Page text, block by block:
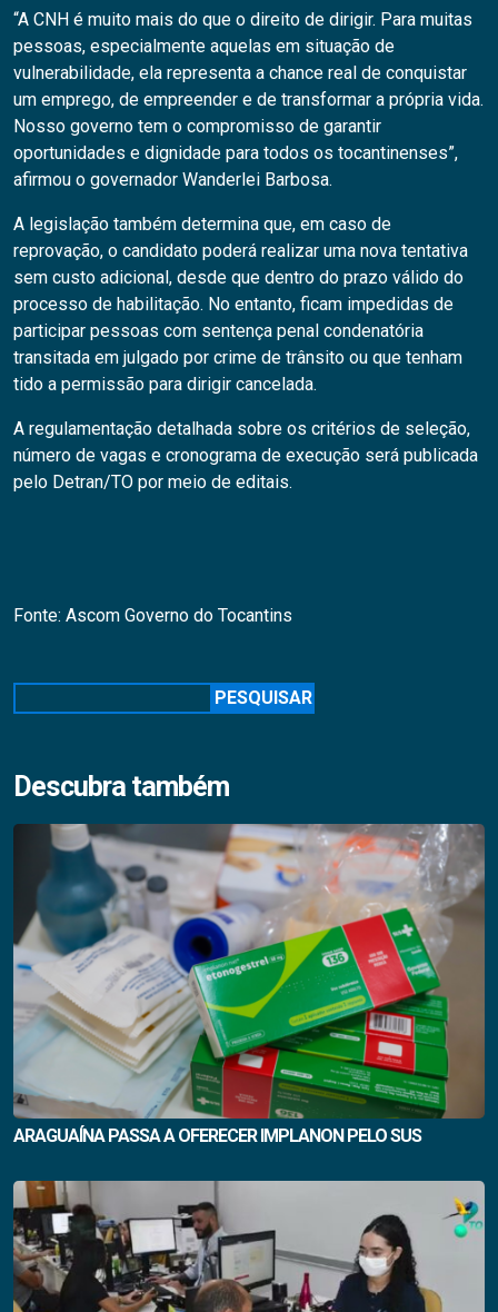
“A CNH é muito mais do que o direito de dirigir. Para muitas
pessoas, especialmente aquelas em situação de
vulnerabilidade, ela representa a chance real de conquistar
um emprego, de empreender e de transformar a própria vida.
Nosso governo tem o compromisso de garantir
oportunidades e dignidade para todos os tocantinenses”,
afirmou o governador Wanderlei Barbosa.
A legislação também determina que, em caso de
reprovação, o candidato poderá realizar uma nova tentativa
sem custo adicional, desde que dentro do prazo válido do
processo de habilitação. No entanto, ficam impedidas de
participar pessoas com sentença penal condenatória
transitada em julgado por crime de trânsito ou que tenham
tido a permissão para dirigir cancelada.
A regulamentação detalhada sobre os critérios de seleção,
número de vagas e cronograma de execução será publicada
pelo Detran/TO por meio de editais.
Fonte: Ascom Governo do Tocantins
PESQUISAR
Descubra também
ARAGUAÍNA PASSA A OFERECER IMPLANON PELO SUS